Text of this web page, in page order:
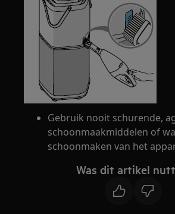
Gebruik nooit schurende,
schoonmaakmiddelen of
schoonmaken van het
Was dit artikel